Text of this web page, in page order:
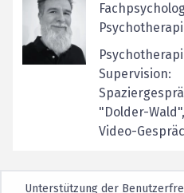
Supervision:
"Dolder-
Video-
Unterstützung der